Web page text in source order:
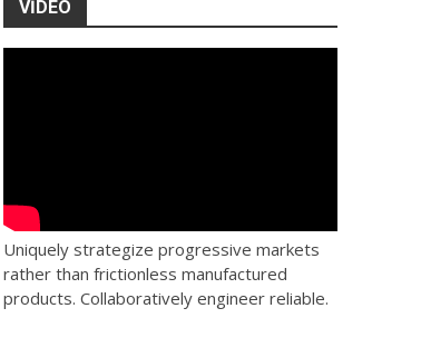
VIDEO
Uniquely strategize progressive markets
rather than frictionless manufactured
products. Collaboratively engineer reliable.